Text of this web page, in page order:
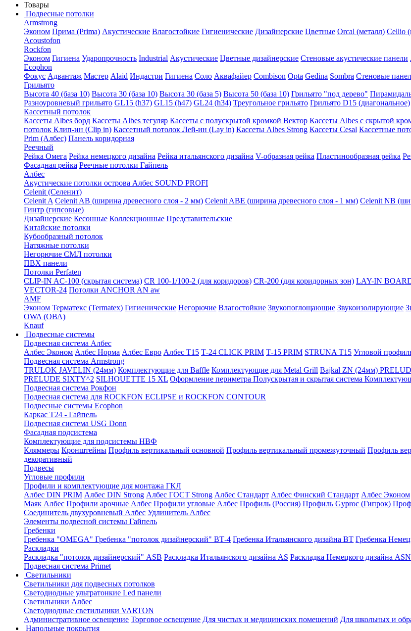
Товары
Подвесные потолки
Armstrong
Эконом Прима (Prima) Акустические Влагостойкие Гигиенические Дизайнерские Цветные Orcal (металл) Cellio
Acoustofon
Rockfon
Эконом Гигиена Ударопрочность Industrial Акустические Цветные дизайнерские Стеновые акустические панели
Ecophon
Фокус Адвантаж Мастер Alaid Индастри Гигиена Соло Аквафайер Combison Opta Gedina Sombra Стеновые
Грильято
Высота 40 (база 10) Высота 30 (база 10) Высота 30 (база 5) Высота 50 (база 10) Грильято "под дерево"
Разноуровневый грильято GL15 (h37) GL15 (h47) GL24 (h34) Треугольное грильято Грильято D15 (диагональное)
Кассетный потолок
Кассеты Albes борд Кассеты Albes тегуляр Кассеты с полускрытой кромкой Вектор Кассеты Albes с скрытой
потолок Клип-ин (Clip in) Кассетный потолок Лей-ин (Lay in) Кассеты Albes Strong Кассеты Cesal Кассетные
Prim (Албес) Панель коридорная
Реечный
Рейка Омега Рейка немецкого дизайна Рейка итальянского дизайна V-образная рейка Пластинообразная рейка
Фасадная рейка Реечные потолки Гайпель
Албес
Акустические потолки острова Албес SOUND PROFI
Celenit (Селенит)
Celenit A Celenit AB (ширина древесного слоя - 2 мм) Celenit ABE (ширина древесного слоя - 1 мм) Celenit NB
Гинтр (гипсовые)
Дизайнерские Кесонные Коллекционные Представительские
Китайские потолки
Кубообразный потолок
Натяжные потолки
Негорючие СМЛ потолки
ПВХ панели
Потолки Perfaten
CLIP-IN AC-100 (скрытая система) CR 100-1/100-2 (для коридоров) CR-200 (для коридорных зон) LAY-IN
VECTOR-24 Потолки ANCHOR AN aw
AMF
Эконом Терматекс (Termatex) Гигиенические Негорючие Влагостойкие Звукопоглощающие Звукоизолирующие
OWA (ОВА)
Knauf
Подвесные системы
Подвесная система Албес
Албес Эконом Албес Норма Албес Евро Албес T15 Т-24 CLICK PRIM Т-15 PRIM STRUNA Т15 Угловой
Подвесная система Armstrong
TRULOK JAVELIN (24мм) Комплектующие для Baffle Комплектующие для Metal Grill Bajkal ZN (24мм)
PRELUDE SIXTY^2 SILHOUETTE 15 XL Оформление периметра Полускрытая и скрытая система
Подвесная система Рокфон
Подвесная система для ROCKFON ECLIPSE и ROCKFON CONTOUR
Подвесные системы Ecophon
Каркас Т24 - Гайпель
Подвесная система USG Donn
Фасадная подсистема
Комплектующие для подсистемы НВФ
Кляммеры Кронштейны Профиль вертикальный основной Профиль вертикальный промежуточный Профиль
декоративный
Подвесы
Угловые профили
Профили и комплектующие для монтажа ГКЛ
Албес DIN PRIM Албес DIN Strong Албес ГОСТ Strong Албес Стандарт Албес Финский Стандарт Албес Эконом
Маяк Албес Профили арочные Албес Профили угловые Албес Профиль (Россия) Профиль Gyproc (Гипрок)
Соединитель двухуровневый Албес Удлинитель Албес
Элементы подвесной системы Гайпель
Гребенки
Гребенка "OMEGA" Гребенка "потолок дизайнерский" ВТ-4 Гребенка Итальянского дизайна BT Гребенка
Раскладки
Раскладка "потолок дизайнерский" ASB Раскладка Итальянского дизайна AS Раскладка Немецкого дизайна АSN
Подвесная система Primet
Светильники
Светильники для подвесных потолков
Светодиодные ультратонкие Led панели
Светильники Албес
Светодиодные светильники VARTON
Административное освещение Торговое освещение Для чистых и медицинских помещений Для школьных и
Напольные покрытия